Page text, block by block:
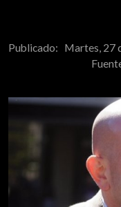
Publicado: Martes, 27